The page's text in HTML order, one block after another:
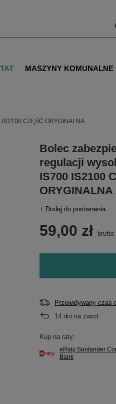
MASZYNY KOMUNALNE
CZĘŚĆ ORYGINALNA
Bolec
regulacji
IS700 IS2100
ORYGINALNA
+ Dodaj do porównania
59,00 zł brutto
Przewidywany czas
14 dni na zwrot
Kup na raty:
eRaty Santander
Bank